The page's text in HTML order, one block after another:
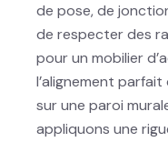
de pose, de
de respecter des
pour un mobilier
l’alignement parfait
sur une paroi
appliquons une